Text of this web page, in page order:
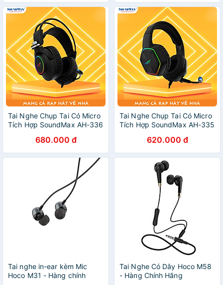
Tai Nghe Chụp Tai Có Micro
Tích Hợp SoundMax AH-336
Đèn LED RGB SoundMax
AH336 | Gaming Headset -
Hàng Chính Hãng
680.000 đ
Tai Nghe Chụp Tai Có Micro
Tích Hợp SoundMax AH-335
Đèn LED RGB SoundMax
AH335 | Gaming Headset -
Hàng Chính Hãng
620.000 đ
Tai nghe in-ear kèm Mic
Hoco M31 - Hàng chính
Tai Nghe Có Dây Hoco M58
- Hàng Chính Hãng